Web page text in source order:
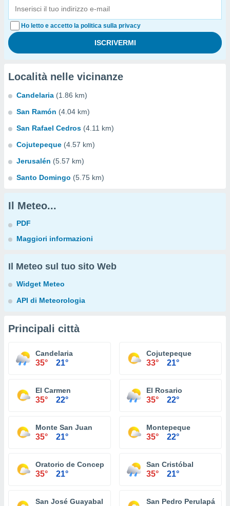
Ho letto e accetto la politica sulla privacy
Località nelle vicinanze
Candelaria (1.86 km)
San Ramón (4.04 km)
San Rafael Cedros (4.11 km)
Cojutepeque (4.57 km)
Jerusalén (5.57 km)
Santo Domingo (5.75 km)
Il Meteo...
PDF
Maggiori informazioni
Il Meteo sul tuo sito Web
Widget Meteo
API di Meteorologia
Principali città
Candelaria
35° 21°
Cojutepeque
33° 21°
El Carmen
35° 22°
El Rosario
35° 22°
Monte San Juan
35° 21°
Montepeque
35° 22°
Oratorio de Concepción
35° 21°
San Cristóbal
35° 21°
San José Guayabal San Pedro Perulapán